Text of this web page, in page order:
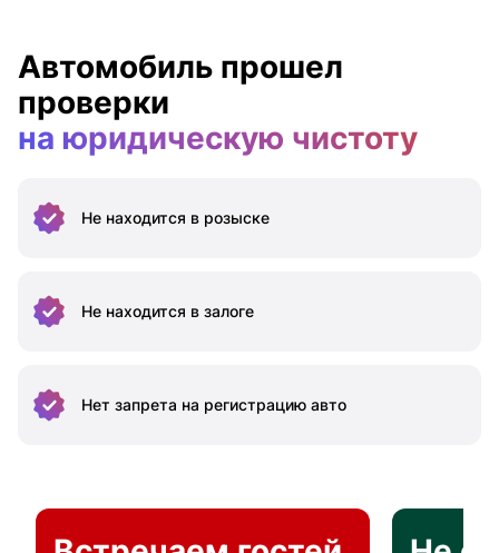
Автомобиль прошел
проверки
на юридическую чистоту
Не находится в розыске
Не находится в залоге
Нет запрета на регистрацию авто